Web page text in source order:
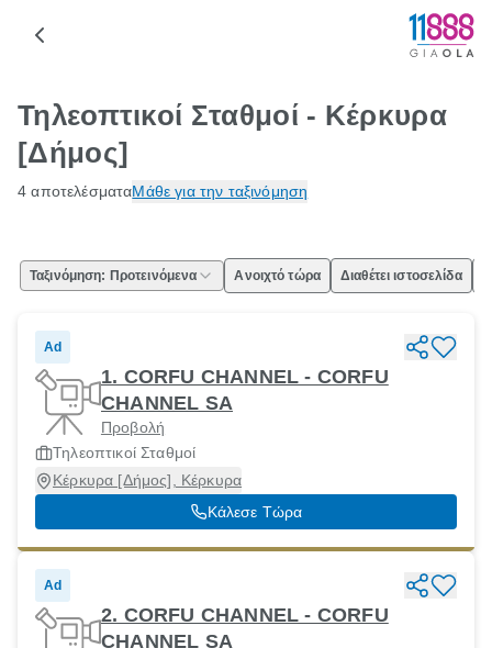
Τηλεοπτικοί Σταθμοί - Κέρκυρα
[Δήμος]
4 αποτελέσματαΜάθε για την ταξινόμηση
Ταξινόμηση: Προτεινόμενα Ανοιχτό τώρα Διαθέτει ιστοσελίδα
Ad
1. CORFU CHANNEL - CORFU
CHANNEL SA
Προβολή
Τηλεοπτικοί Σταθμοί
Κέρκυρα [Δήμος], Κέρκυρα
Κάλεσε Τώρα
Ad
2. CORFU CHANNEL - CORFU
CHANNEL SA